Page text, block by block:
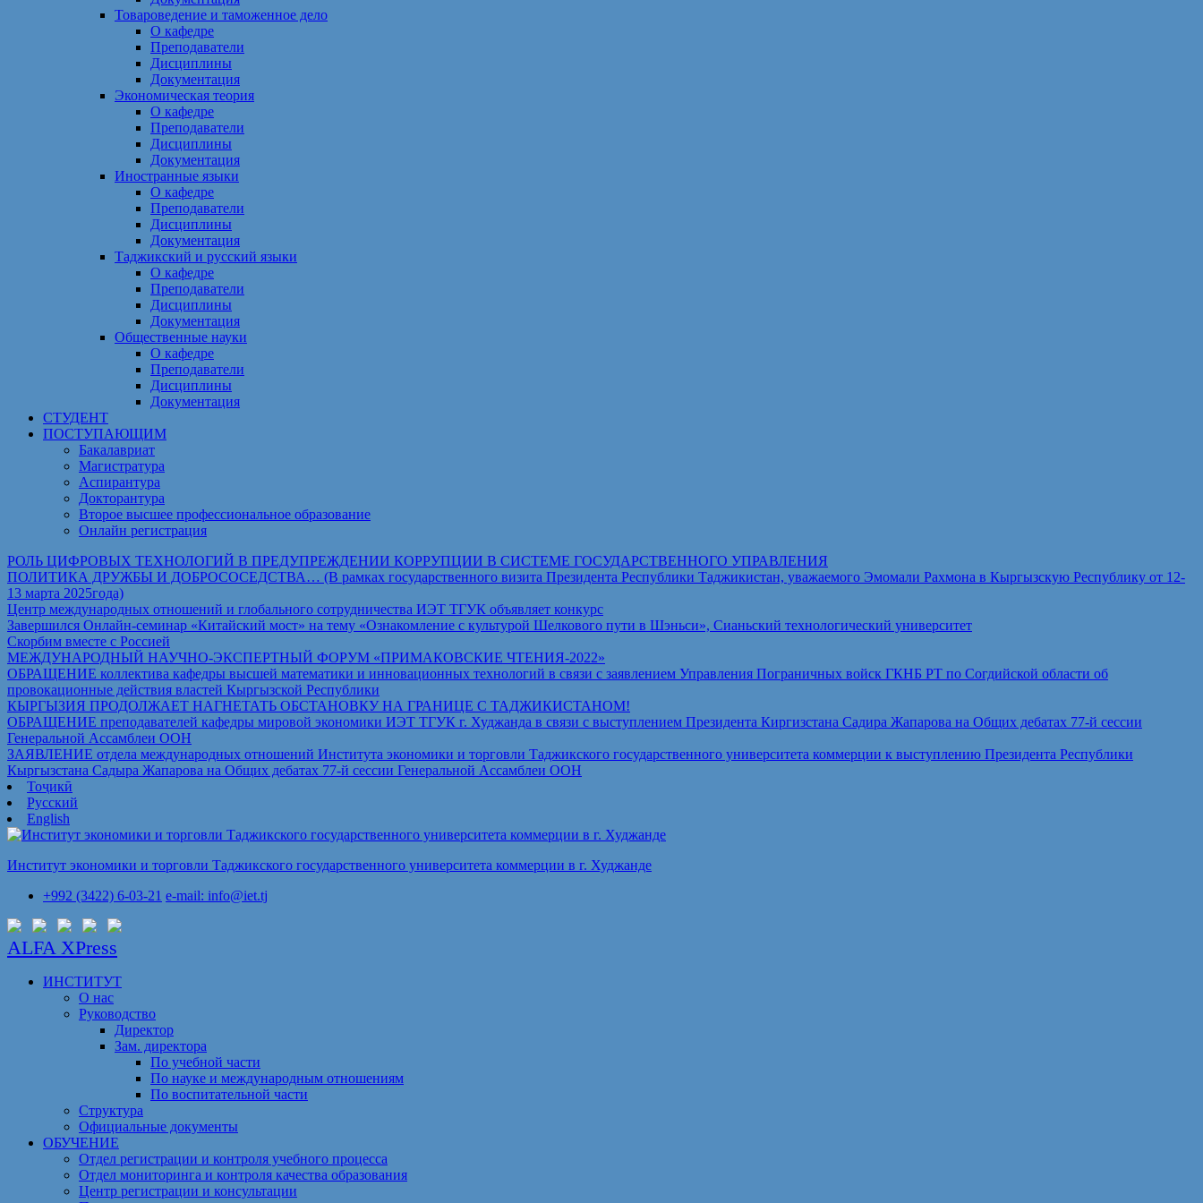
Товароведение и таможенное дело
О кафедре
Преподаватели
Дисциплины
Документация
Экономическая теория
О кафедре
Преподаватели
Дисциплины
Документация
Иностранные языки
О кафедре
Преподаватели
Дисциплины
Документация
Таджикский и русский языки
О кафедре
Преподаватели
Дисциплины
Документация
Общественные науки
О кафедре
Преподаватели
Дисциплины
Документация
СТУДЕНТ
ПОСТУПАЮЩИМ
Бакалавриат
Магистратура
Аспирантура
Докторантура
Второе высшее профессиональное образование
Онлайн регистрация
РОЛЬ ЦИФРОВЫХ ТЕХНОЛОГИЙ В ПРЕДУПРЕЖДЕНИИ КОРРУПЦИИ В СИСТЕМЕ ГОСУДАРСТВЕННОГО УПРАВЛЕНИЯ
ПОЛИТИКА ДРУЖБЫ И ДОБРОСОСЕДСТВА… (В рамках государственного визита Президента Республики Таджикистан, уважаемого Эмомали Рахмона в Кыргызскую Республику от 12-
13 марта 2025года)
Центр международных отношений и глобального сотрудничества ИЭТ ТГУК объявляет конкурс
Завершился Онлайн-семинар «Китайский мост» на тему «Ознакомление с культурой Шелкового пути в Шэньси», Сианьский технологический университет
Скорбим вместе с Россией
МЕЖДУНАРОДНЫЙ НАУЧНО-ЭКСПЕРТНЫЙ ФОРУМ «ПРИМАКОВСКИЕ ЧТЕНИЯ-2022»
ОБРАЩЕНИЕ коллектива кафедры высшей математики и инновационных технологий в связи с заявлением Управления Пограничных войск ГКНБ РТ по Согдийской области об
провокационные действия властей Кыргызской Республики
КЫРГЫЗИЯ ПРОДОЛЖАЕТ НАГНЕТАТЬ ОБСТАНОВКУ НА ГРАНИЦЕ С ТАДЖИКИСТАНОМ!
ОБРАЩЕНИЕ преподавателей кафедры мировой экономики ИЭТ ТГУК г. Худжанда в связи с выступлением Президента Киргизстана Садира Жапарова на Общих дебатах 77-й сессии
Генеральной Ассамблеи ООН
ЗАЯВЛЕНИЕ отдела международных отношений Института экономики и торговли Таджикского государственного университета коммерции к выступлению Президента Республики
Кыргызстана Садыра Жапарова на Общих дебатах 77-й сессии Генеральной Ассамблеи ООН
Тоҷикӣ
Русский
English
Институт экономики и торговли Таджикского государственного университета коммерции в г. Худжанде
+992 (3422) 6-03-21 e-mail: info@iet.tj
ALFA XPress
ИНСТИТУТ
О нас
Руководство
Директор
Зам. директора
По учебной части
По науке и международным отношениям
По воспитательной части
Структура
Официальные документы
ОБУЧЕНИЕ
Отдел регистрации и контроля учебного процесса
Отдел мониторинга и контроля качества образования
Центр регистрации и консультации